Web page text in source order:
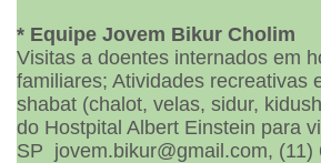
* Equipe Jovem Bikur Cholim
Visitas a doentes internados em
familiares; Atividades recreativas
shabat (chalot, velas, sidur,
do Hostpital Albert Einstein para
SP jovem.bikur@gmail.com,